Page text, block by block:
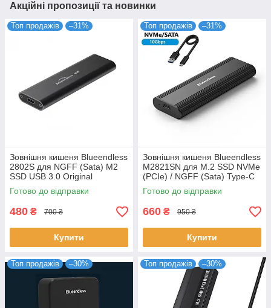
Акційні пропозиції та новинки
Топ продажів –31%
Зовнішня кишеня Blueendless
2802S для NGFF (Sata) M2
SSD USB 3.0 Original
Готово до відправки
480 ₴ 700 ₴
Купити
Топ продажів –31%
Зовнішня кишеня Blueendless
M2821SN для M.2 SSD NVMe
(PCIe) / NGFF (Sata) Type-C
USB 3.1 Gen 2 чорний
Готово до відправки
660 ₴ 950 ₴
Купити
Топ продажів –30% Топ продажів –30%